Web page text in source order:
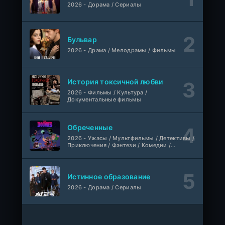
Сердцебиение драм-хорс
WEB-Rip
Фильм
AlphaProject
Пробуждение источника силы
1 сезон
1-18 серия
1 сезон мультфильм
AniMaunt
Фильм
Синема УС
2026 - Дорама / Сериалы
Бульвар
2026 - Драма / Мелодрамы / Фильмы
История токсичной любви
2026 - Фильмы / Культура /
Документальные фильмы
Обреченные
2026 - Ужасы / Мультфильмы / Детективы /
Приключения / Фэнтези / Комедии /
Истинное образование
2026 - Дорама / Сериалы